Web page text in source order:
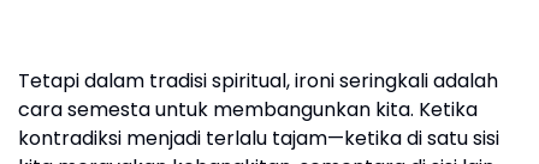
Tetapi dalam tradisi spiritual, ironi seringkali adalah
cara semesta untuk membangunkan kita. Ketika
kontradiksi menjadi terlalu tajam—ketika di satu sisi